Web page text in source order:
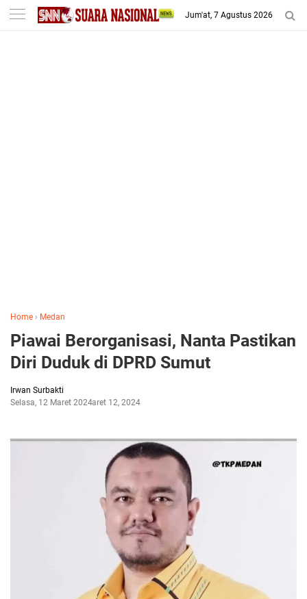
-->
Jum'at, 7 Agustus 2026
Home › Medan
Piawai Berorganisasi, Nanta Pastikan
Diri Duduk di DPRD Sumut
Irwan Surbakti
Selasa, 12 Maret 2024Maret 12, 2024